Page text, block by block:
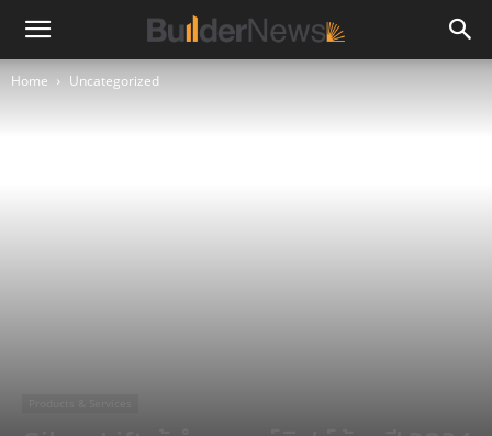
Home Uncategorized